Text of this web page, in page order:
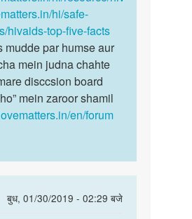
hi/safe-
hivaids-top-five-facts
mudde par humse aur
mein judna chahte
disccsion board
mein zaroor shamil
en/forum
बुध, 01/30/2019 - 02:29 बजे